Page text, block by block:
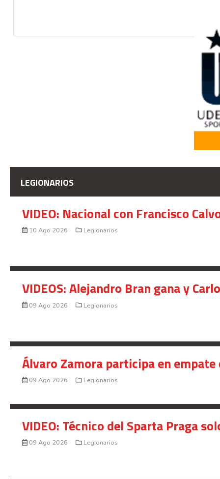
LEGIONARIOS
VIDEO: Nacional con Francisco
10 Ago 2026 Legionarios
VIDEOS: Alejandro Bran gana y
09 Ago 2026 Legionarios
Álvaro Zamora participa en
09 Ago 2026 Legionarios
VIDEO: Técnico del Sparta Praga
09 Ago 2026 Legionarios